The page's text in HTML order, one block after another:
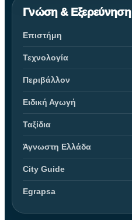
Γνώση & Εξερεύνηση
Επιστήμη
Τεχνολογία
Περιβάλλον
Ειδική Αγωγή
Ταξίδια
Άγνωστη Ελλάδα
City Guide
Egrapsa